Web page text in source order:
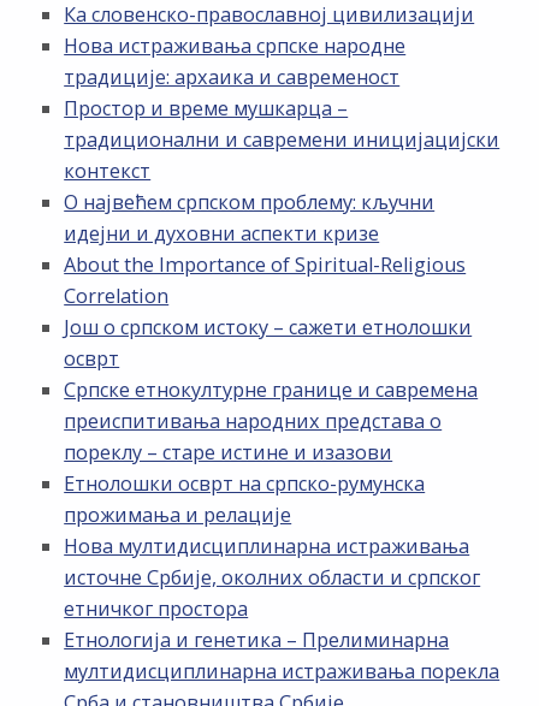
Ка словенско-православној цивилизацији
Нова истраживања српске народне
традиције: архаика и савременост
Простор и време мушкарца –
традиционални и савремени иницијацијски
контекст
О највећем српском проблему: кључни
идејни и духовни аспекти кризе
About the Importance of Spiritual-Religious
Correlation
Још о српском истоку – сажети етнолошки
осврт
Српске етнокултурне границе и савремена
преиспитивања народних представа о
пореклу – старе истине и изазови
Етнолошки осврт на српско-румунска
прожимања и релације
Нова мултидисциплинарна истраживања
источне Србије, околних области и српског
етничког простора
Етнологија и генетика – Прелиминарна
мултидисциплинарна истраживања порекла